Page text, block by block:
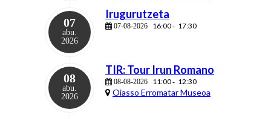
07
abu.
2026
Irugurutzeta
07-08-2026 16:00- 17:30
08
abu.
2026
TIR: Tour Irun Romano
08-08-2026 11:00- 12:30
Oiasso Erromatar Museoa